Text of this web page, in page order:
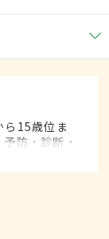
ら15歳位ま
防・診断・